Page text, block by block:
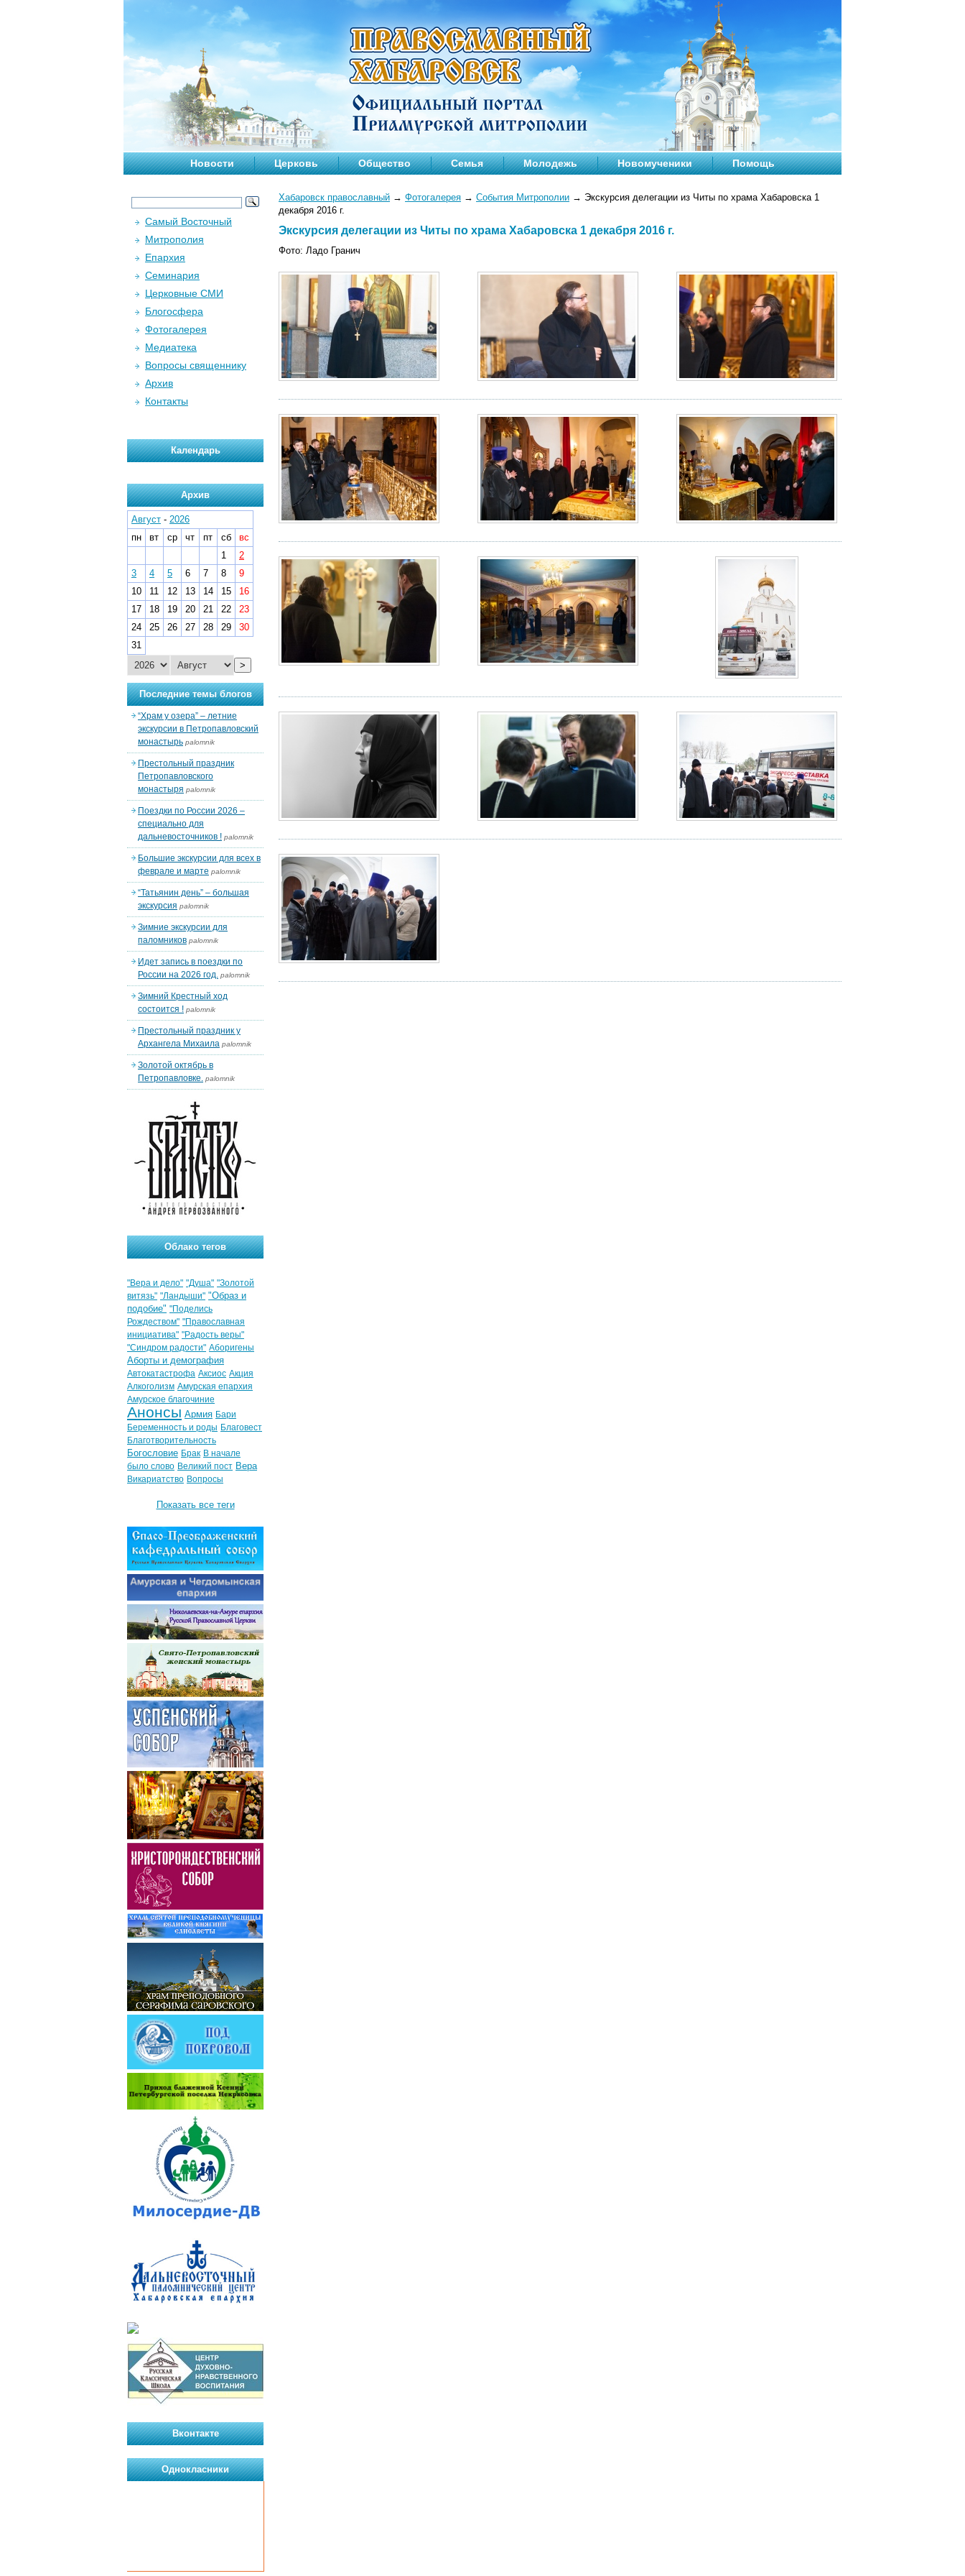
Новости Церковь Общество Семья Молодежь Новомученики Помощь
Хабаровск православный → Фотогалерея → События Митрополии → Экскурсия делегации из Читы по храма Хабаровска 1
декабря 2016 г.
Экскурсия делегации из Читы по храма Хабаровска 1 декабря 2016 г.
Фото: Ладо Гранич
Самый Восточный
Митрополия
Епархия
Семинария
Церковные СМИ
Блогосфера
Фотогалерея
Медиатека
Вопросы священнику
Архив
Контакты
Календарь
Архив
Август - 2026
пн
вт ср чт пт сб
вс
1
2
3
4 5 6 7 8
9
10
11 12 13 14 15
16
17
18 19 20 21 22
23
24
25 26 27 28 29
30
31
>
Последние темы блогов
“Храм у озера” – летние
экскурсии в Петропавловский
монастырь palomnik
Престольный праздник
Петропавловского
монастыря palomnik
Поездки по России 2026 –
специально для
дальневосточников ! palomnik
Большие экскурсии для всех в
феврале и марте palomnik
“Татьянин день” – большая
экскурсия palomnik
Зимние экскурсии для
паломников palomnik
Идет запись в поездки по
России на 2026 год. palomnik
Зимний Крестный ход
состоится ! palomnik
Престольный праздник у
Архангела Михаила palomnik
Золотой октябрь в
Петропавловке. palomnik
Облако тегов
"Вера и дело" "Душа" "Золотой
витязь" "Ландыши" "Образ и
подобие" "Поделись
Рождеством" "Православная
инициатива" "Радость веры"
"Синдром радости" Аборигены
Аборты и демография
Автокатастрофа Аксиос Акция
Алкоголизм Амурская епархия
Амурское благочиние
Анонсы Армия Бари
Беременность и роды Благовест
Благотворительность
Богословие Брак В начале
было слово Великий пост Вера
Викариатство Вопросы
Показать все теги
Вконтакте
Однокласники